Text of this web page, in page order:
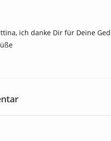
ich danke Dir für Deine